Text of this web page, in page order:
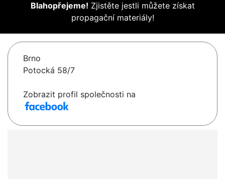
Blahopřejeme! Zjistěte jestli můžete získat
propagační materiály!
Brno
Potocká 58/7
Zobrazit profil společnosti na